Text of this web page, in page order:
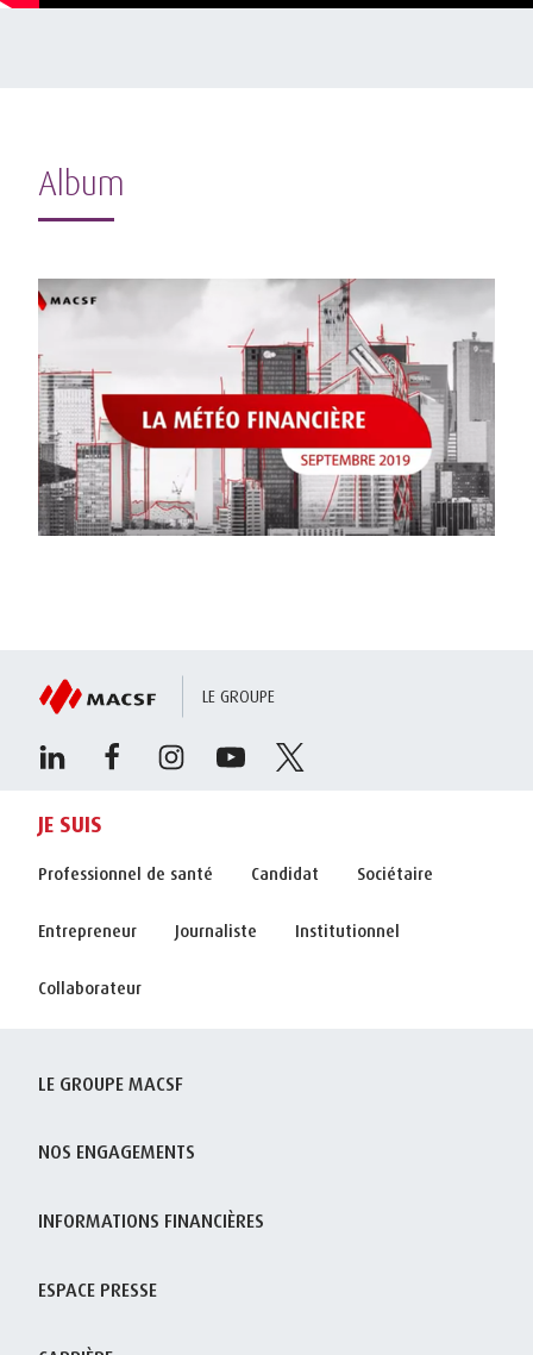
Album
LE GROUPE
JE SUIS
Professionnel de santé Candidat Sociétaire
Entrepreneur Journaliste Institutionnel
Collaborateur
LE GROUPE MACSF
NOS ENGAGEMENTS
INFORMATIONS FINANCIÈRES
ESPACE PRESSE